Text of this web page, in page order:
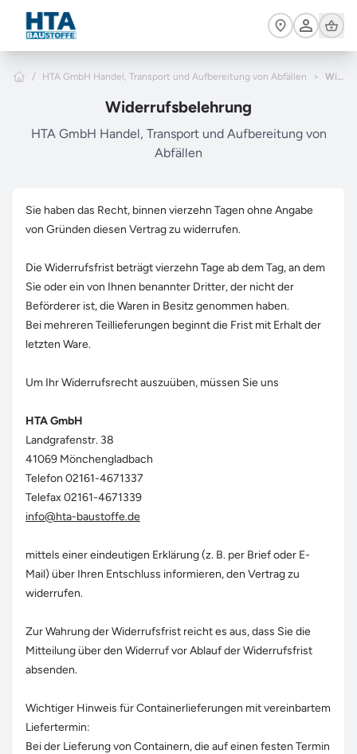
Zum Hauptinhalt springen
Home
Cart
/ HTA GmbH Handel, Transport und Aufbereitung von Abfällen > Widerrufsbelehrung
Widerrufsbelehrung
HTA GmbH Handel, Transport und Aufbereitung von
Abfällen
Sie haben das Recht, binnen vierzehn Tagen ohne Angabe
von Gründen diesen Vertrag zu widerrufen.
Die Widerrufsfrist beträgt vierzehn Tage ab dem Tag, an dem
Sie oder ein von Ihnen benannter Dritter, der nicht der
Beförderer ist, die Waren in Besitz genommen haben.
Bei mehreren Teillieferungen beginnt die Frist mit Erhalt der
letzten Ware.
Um Ihr Widerrufsrecht auszuüben, müssen Sie uns
HTA GmbH
Landgrafenstr. 38
41069 Mönchengladbach
Telefon 02161-4671337
Telefax 02161-4671339
info@hta-baustoffe.de
mittels einer eindeutigen Erklärung (z. B. per Brief oder E-
Mail) über Ihren Entschluss informieren, den Vertrag zu
widerrufen.
Zur Wahrung der Widerrufsfrist reicht es aus, dass Sie die
Mitteilung über den Widerruf vor Ablauf der Widerrufsfrist
absenden.
Wichtiger Hinweis für Containerlieferungen mit vereinbartem
Liefertermin:
Bei der Lieferung von Containern, die auf einen festen Termin